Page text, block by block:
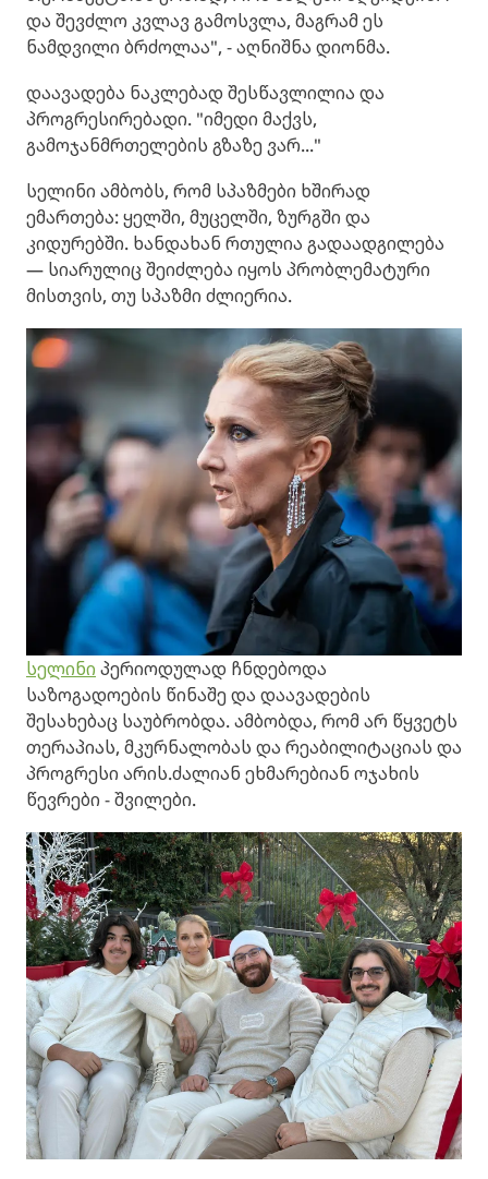
და შევძლო კვლავ გამოსვლა, მაგრამ ეს
ნამდვილი ბრძოლაა", - აღნიშნა დიონმა.
დაავადება ნაკლებად შესწავლილია და
პროგრესირებადი. "იმედი მაქვს,
გამოჯანმრთელების გზაზე ვარ..."
სელინი ამბობს, რომ სპაზმები ხშირად
ემართება: ყელში, მუცელში, ზურგში და
კიდურებში. ხანდახან რთულია გადაადგილება
— სიარულიც შეიძლება იყოს პრობლემატური
მისთვის, თუ სპაზმი ძლიერია.
სელინი პერიოდულად ჩნდებოდა
საზოგადოების წინაშე და დაავადების
შესახებაც საუბრობდა. ამბობდა, რომ არ წყვეტს
თერაპიას, მკურნალობას და რეაბილიტაციას და
პროგრესი არის.ძალიან ეხმარებიან ოჯახის
წევრები - შვილები.